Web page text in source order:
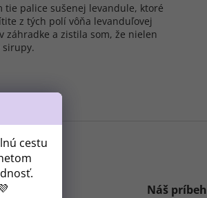
cestu
tie palice sušenej levandule, ktoré
z tých polí vôňa levanduľovej
záhradke a zistila som, že nielen
sirupy.
Náš príbeh